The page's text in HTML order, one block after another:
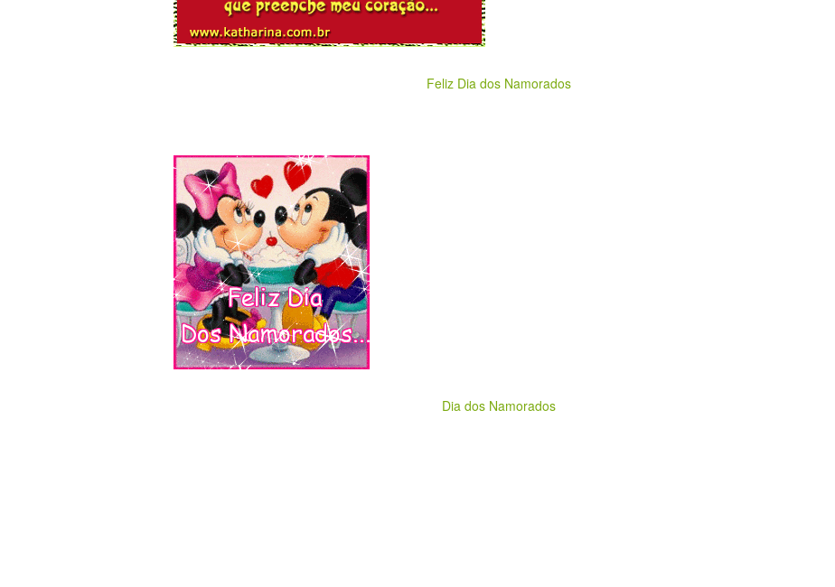
Feliz Dia dos Namorados
Dia dos Namorados